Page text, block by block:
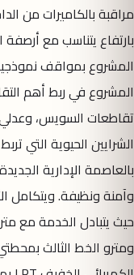
مراقبة بالكاميرات من
بارتفاع يتناسب مع
المشروع بمواقف
المشروع في ربط أهم
تقاطعات السويس،
الشرايين الحيوية التي
بالعاصمة الإدارية
وآمنة ونظيفة. ويتكامل
حيث يتبادل الخدمة مع
ومترو الخط الثالث